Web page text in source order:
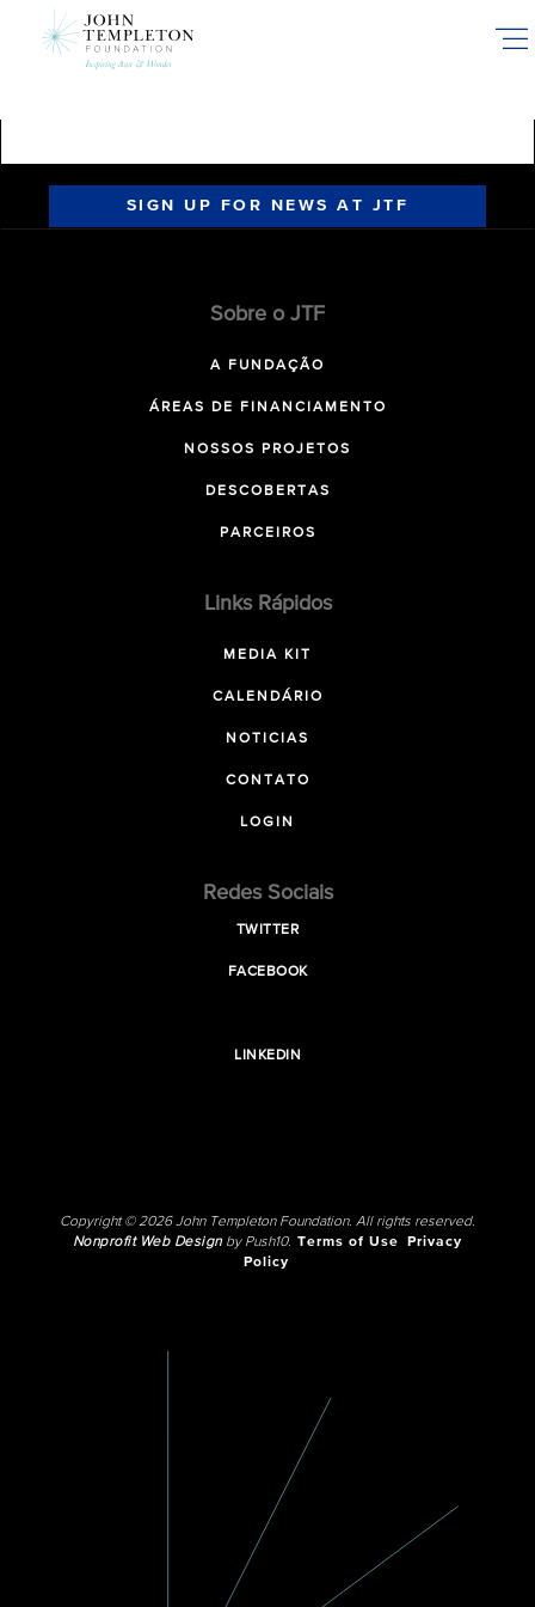
SIGN UP FOR NEWS AT JTF
Sobre o JTF
A FUNDAÇÃO
ÁREAS DE FINANCIAMENTO
NOSSOS PROJETOS
DESCOBERTAS
PARCEIROS
Links Rápidos
MEDIA KIT
CALENDÁRIO
NOTICIAS
CONTATO
LOGIN
Redes Sociais
TWITTER
FACEBOOK
LINKEDIN
Copyright © 2026 John Templeton Foundation. All rights reserved.
Nonprofit Web Designby Push10. Terms of Use
Privacy
Policy